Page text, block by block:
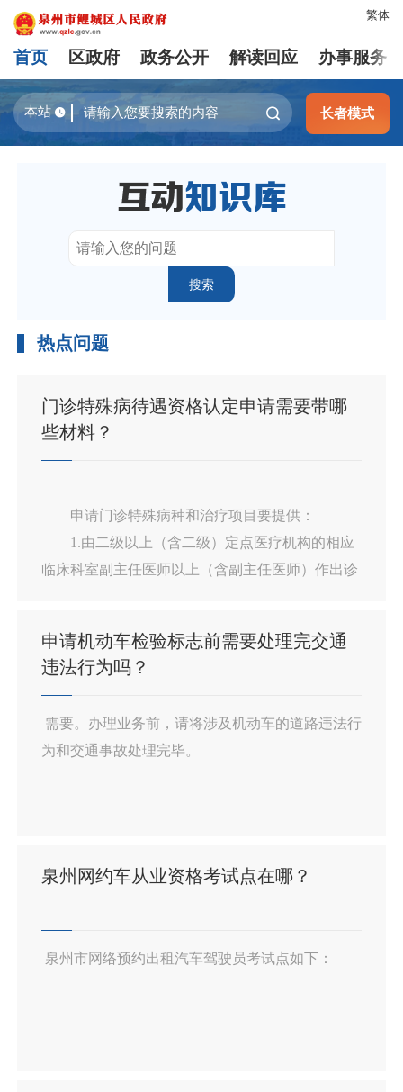
繁体
首页 区政府 政务公开 解读回应 办事服务
长者模式
热点问题
门诊特殊病待遇资格认定申请需要带哪
些材料？
申请门诊特殊病种和治疗项目要提供：
1.由二级以上（含二级）定点医疗机构的相应
临床科室副主任医师以上（含副主任医师）作出诊
其中，“两病”医保特殊门诊审核认定工作已下
沉到乡镇卫生院和社区卫生服务中心，由副主任医
治医师申请审核认定。
2.与所申请病种相关的病历资料或检查检验报
或者医疗机构的医保服务站进行办理（符合条件并
申请机动车检验标志前需要处理完交通
违法行为吗？
需要。办理业务前，请将涉及机动车的道路违法行
为和交通事故处理完毕。
泉州网约车从业资格考试点在哪？
泉州市网络预约出租汽车驾驶员考试点如下：